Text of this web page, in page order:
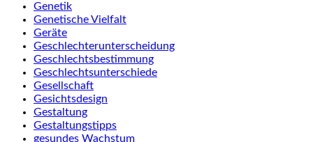
Genetik
Genetische Vielfalt
Geräte
Geschlechterunterscheidung
Geschlechtsbestimmung
Geschlechtsunterschiede
Gesellschaft
Gesichtsdesign
Gestaltung
Gestaltungstipps
gesundes Wachstum